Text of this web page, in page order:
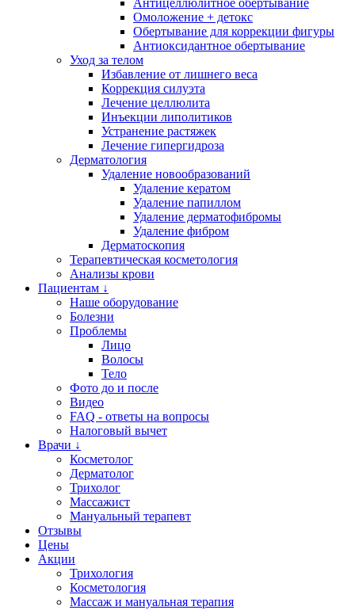
Антицеллюлитное обертывание
Омоложение + детокс
Обертывание для коррекции фигуры
Антиоксидантное обертывание
Уход за телом
Избавление от лишнего веса
Коррекция силуэта
Лечение целлюлита
Инъекции липолитиков
Устранение растяжек
Лечение гипергидроза
Дерматология
Удаление новообразований
Удаление кератом
Удаление папиллом
Удаление дерматофибромы
Удаление фибром
Дерматоскопия
Терапевтическая косметология
Анализы крови
Пациентам ↓
Наше оборудование
Болезни
Проблемы
Лицо
Волосы
Тело
Фото до и после
Видео
FAQ - ответы на вопросы
Налоговый вычет
Врачи ↓
Косметолог
Дерматолог
Трихолог
Массажист
Мануальный терапевт
Отзывы
Цены
Акции
Трихология
Косметология
Массаж и мануальная терапия